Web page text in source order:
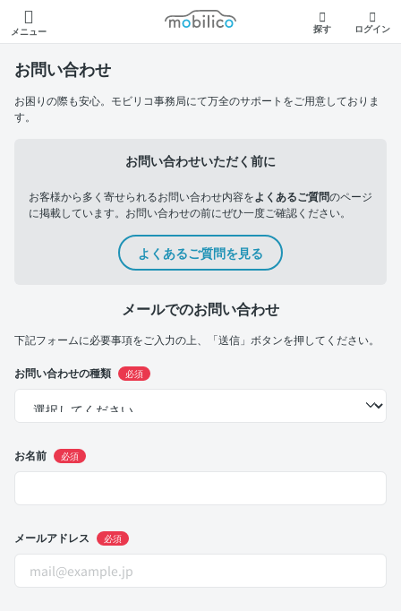
メニュー
モビリコ
探す ログイン
お問い合わせ
お困りの際も安心。モビリコ事務局にて万全のサポートをご用意しておりま
す。
お問い合わせいただく前に
お客様から多く寄せられるお問い合わせ内容をよくあるご質問のページ
に掲載しています。お問い合わせの前にぜひ一度ご確認ください。
よくあるご質問を見る
メールでのお問い合わせ
下記フォームに必要事項をご入力の上、「送信」ボタンを押してください。
お問い合わせの種類 必須
お名前 必須
メールアドレス 必須